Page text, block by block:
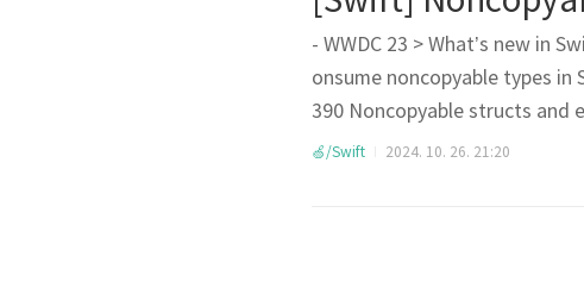
- WWDC 23 > What’s new in
onsume noncopyable types in
390 Noncopyable structs and
한 타입임을 나타냄 (struct,
🍏/Swift 2024. 10. 26. 21:20